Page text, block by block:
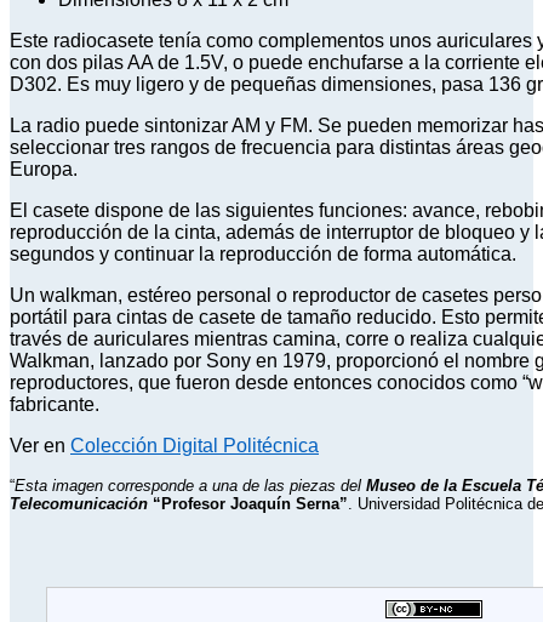
Este radiocasete tenía como complementos unos
con dos pilas AA de 1.5V, o puede enchufarse a la corriente
D302. Es muy ligero y de pequeñas dimensiones, pasa 136
La radio puede sintonizar AM y FM. Se pueden memorizar
seleccionar tres rangos de frecuencia para distintas áreas
Europa.
El casete dispone de las siguientes funciones: avance,
reproducción de la cinta, además de interruptor de bloqueo
segundos y continuar la reproducción de forma automática.
Un walkman, estéreo personal o reproductor de casetes
portátil para cintas de casete de tamaño reducido. Esto
través de auriculares mientras camina, corre o realiza
Walkman, lanzado por Sony en 1979, proporcionó el nombre
reproductores, que fueron desde entonces conocidos como
fabricante.
Ver en Colección Digital Politécnica
“Esta imagen corresponde a una de las piezas del Museo de la Escuela
Telecomunicación “Profesor Joaquín Serna”. Universidad Politécnica